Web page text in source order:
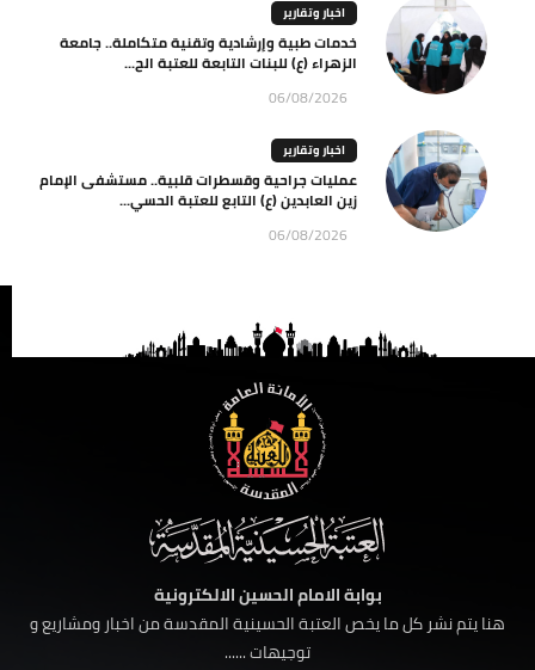
اخبار وتقارير
خدمات طبية وإرشادية وتقنية متكاملة.. جامعة
الزهراء (ع) للبنات التابعة للعتبة الح...
06/08/2026
اخبار وتقارير
عمليات جراحية وقسطرات قلبية.. مستشفى الإمام
زين العابدين (ع) التابع للعتبة الحسي...
06/08/2026
بوابة الامام الحسين الالكترونية
هنا يتم نشر كل ما يخص العتبة الحسينية المقدسة من اخبار ومشاريع و
توجيهات ......